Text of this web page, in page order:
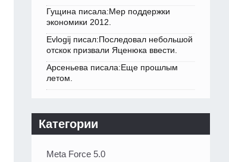
Гущина писала:Мер поддержки
экономики 2012.
Evlogij писал:Последовал небольшой
отскок призвали Яценюка ввести.
Арсеньева писала:Еще прошлым
летом.
Категории
Meta Force 5.0